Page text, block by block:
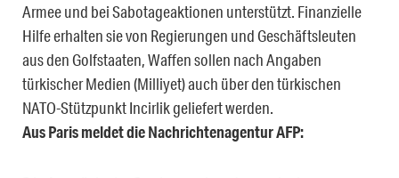
Armee und bei Sabotageaktionen unterstützt. Finanzielle
Hilfe erhalten sie von Regierungen und Geschäftsleuten
aus den Golfstaaten, Waffen sollen nach Angaben
türkischer Medien (Milliyet) auch über den türkischen
NATO-Stützpunkt Incirlik geliefert werden.
Aus Paris meldet die Nachrichtenagentur AFP: